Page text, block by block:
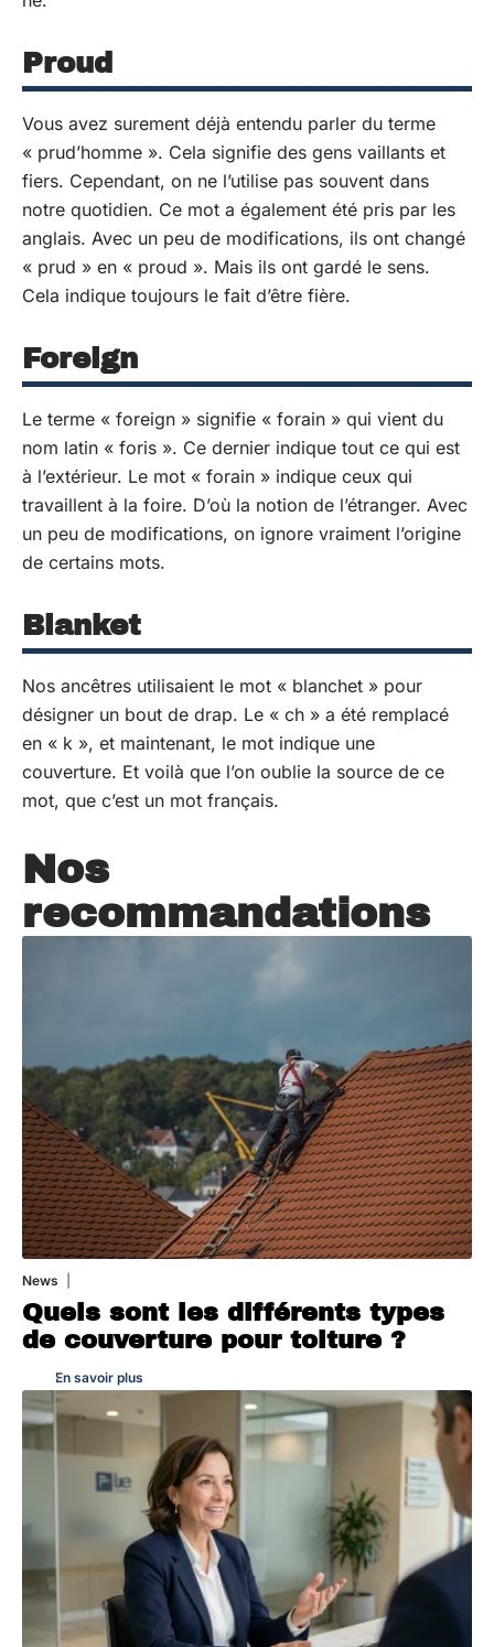
Proud
Vous avez surement déjà entendu parler du terme
« prud’homme ». Cela signifie des gens vaillants et
fiers. Cependant, on ne l’utilise pas souvent dans
notre quotidien. Ce mot a également été pris par les
anglais. Avec un peu de modifications, ils ont changé
« prud » en « proud ». Mais ils ont gardé le sens.
Cela indique toujours le fait d’être fière.
Foreign
Le terme « foreign » signifie « forain » qui vient du
nom latin « foris ». Ce dernier indique tout ce qui est
à l’extérieur. Le mot « forain » indique ceux qui
travaillent à la foire. D’où la notion de l’étranger. Avec
un peu de modifications, on ignore vraiment l’origine
de certains mots.
Blanket
Nos ancêtres utilisaient le mot « blanchet » pour
désigner un bout de drap. Le « ch » a été remplacé
en « k », et maintenant, le mot indique une
couverture. Et voilà que l’on oublie la source de ce
mot, que c’est un mot français.
Nos
recommandations
News
Quels sont les différents types
de couverture pour toiture ?
En savoir plus